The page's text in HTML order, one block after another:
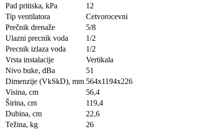
Pad pritiska, kPa
12
Tip ventilatora
Cetvorocevni
Prečnik drenaže
5/8
Ulazni precnik voda
1/2
Precnik izlaza voda
1/2
Vrsta instalacije
Vertikala
Nivo buke, dBa
51
Dimenzije (VkSkD), mm 564х1194х226
Visina, сm
56,4
Širina, сm
119,4
Dubina, сm
22,6
Težina, kg
26